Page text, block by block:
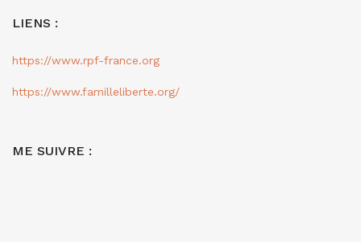
LIENS :
https://www.rpf-france.org
https://www.familleliberte.org/
ME SUIVRE :